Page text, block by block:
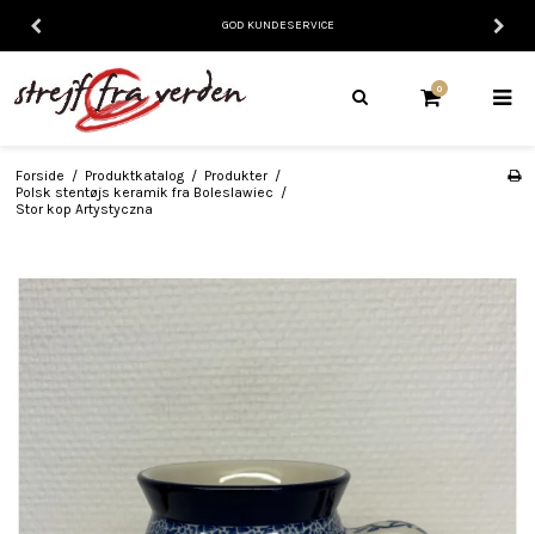
GOD KUNDESERVICE
0
Forside / Produktkatalog / Produkter /
Polsk stentøjs keramik fra Boleslawiec /
Stor kop Artystyczna